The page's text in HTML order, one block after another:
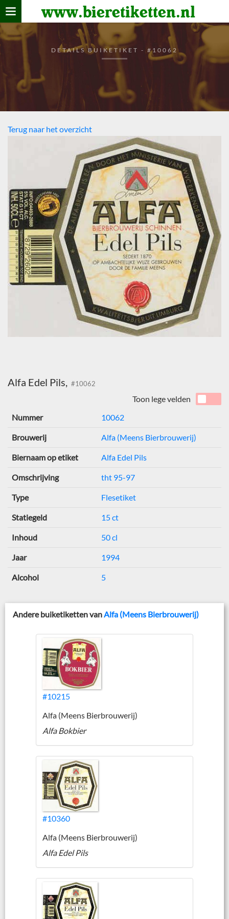
www.bieretiketten.nl
Home
verzamelen
De bierkaart
Bezoekers
DETAILS BUIKETIKET - #10062
Terug naar het overzicht
Alfa Edel Pils, #10062
Toon lege velden
Nummer
10062
Brouwerij Alfa (Meens Bierbrouwerij)
Biernaam op etiket Alfa Edel Pils
Omschrijving tht 95-97
Type Flesetiket
Statiegeld 15 ct
Inhoud 50 cl
Jaar 1994
Alcohol 5
Andere buiketiketten vanAlfa (Meens Bierbrouwerij)
#10215
Alfa (Meens Bierbrouwerij)
Alfa Bokbier
#10360
Alfa (Meens Bierbrouwerij)
Alfa Edel Pils